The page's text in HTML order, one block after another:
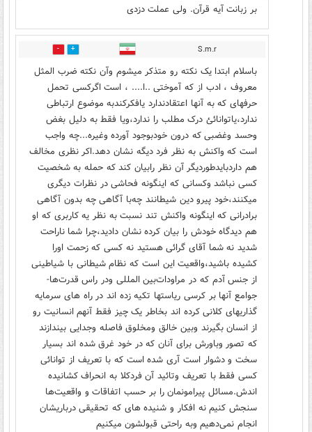
بر زبانت آیه قرآن. ولی عملت دزدی
S.m.r
1
باسلام ابتدا یک نکته رو متذکر میشوم وآن نکته ضرب المثل
معروف ، ادب از که آموختی ..ا.... ، است اگرکسی تحمل
حرفهای که به آنها اعتقادندارد یافکرکندبه موضوع ارتباطی
ندارد،یاتوانائئ درک مطلب را ندارد،ویا فقط به دلیل بغض
وحسد وغضبی ‌که درون خودبوجود آورده وغیره...چه واجب
است که واکنش به نظر فرد دیگه نشان دهد.اکر نظری مخالف
هم داردبایدطوردیگر آن نظر رابیان کند که حمله به شخصیت
کسی نباشد وکسانی که اینگونه فحاشی در نظرات دیگری
میکنند،خود پیرو دین شیطانند چه‌با آگاهی چه بدون آگاهی
برادرانی که اینگونه واکنش تند نسبت به نظر یه کاربری که او
هم دیدگاه خودش را بیان کرده نشان دادید،چرا شما ناراحت
شدید نه شما آقای گرائی هستید نه کسی که زحمت اورا
کشیده باشید،واقعیت این است که نظام شیطانی با شیاطینی
از جنس آدم که در مراودات‌بین المللی ودر راس قدرت‌ها-
جوامع آنها بر کرسی ریاستها تکیه زده اند در راه های سرمایه
گذاریهای کلانی کرده اند بخاطر یک چیز فقط آنهم انسانیت رو
از انسان بگیرند وبین خالق ومخلوق فاصله وجدایی بیندازند
که تصور وباورش برای آنان که در خود غرق شده اند بسیار
سخت و دشوار است آری شده است که با تعریف از توانائی
کسی فقط با تعریف وتائید آن فردکلا به انحراف کشانیده
اندش‌.مسائل پیرامونمان را بر حسب اتفاقات و واقعیت‌ها
سنجش کنیم نه افکار و شنیده های که تحقیقی درباریشان
انجام نمی‌دهیم وبه راحتی قبولشون میکنیم